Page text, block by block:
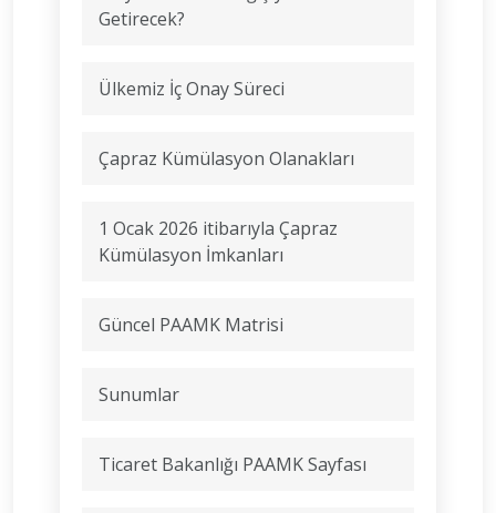
Getirecek?
Ülkemiz İç Onay Süreci
Çapraz Kümülasyon Olanakları
1 Ocak 2026 itibarıyla Çapraz
Kümülasyon İmkanları
Güncel PAAMK Matrisi
Sunumlar
Ticaret Bakanlığı PAAMK Sayfası